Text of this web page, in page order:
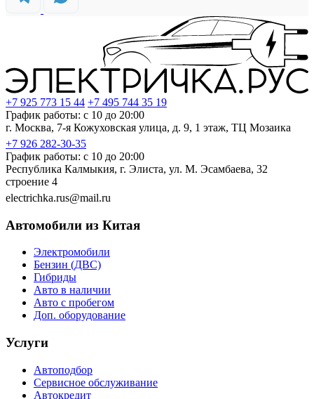
+7 925 773 15 44 +7 495 744 35 19
График работы: с 10 до 20:00
г. Москва, 7-я Кожуховская улица, д. 9, 1 этаж, ТЦ Мозаика
+7 926 282-30-35
График работы: с 10 до 20:00
Республика Калмыкия, г. Элиста, ул. М. Эсамбаева, 32
строение 4
electrichka.rus@mail.ru
Автомобили из Китая
Электромобили
Бензин (ДВС)
Гибриды
Авто в наличии
Авто с пробегом
Доп. оборудование
Услуги
Автоподбор
Сервисное обслуживание
Автокредит